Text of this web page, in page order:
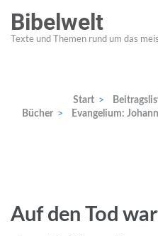
Inhalt
springen
Bibelwelt
Texte und Themen rund um das
Start >
Bücher > Evangelium:
Auf den Tod